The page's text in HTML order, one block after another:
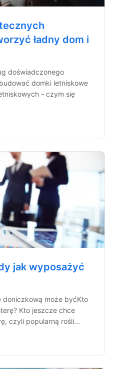
ładny dom i
doświadczonego
domki letniskowe
- czym się
jak wyposażyć
doniczkową może byćKto
Kto jeszcze chce
czyli popularną rośli...